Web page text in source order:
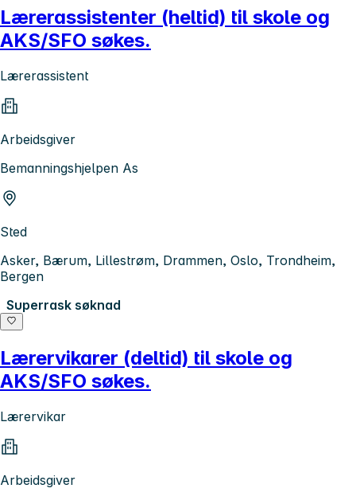
Lærerassistenter (heltid) til skole og
AKS/SFO søkes.
Lærerassistent
Arbeidsgiver
Bemanningshjelpen As
Sted
Asker, Bærum, Lillestrøm, Drammen, Oslo, Trondheim,
Bergen
Superrask søknad
Lærervikarer (deltid) til skole og
AKS/SFO søkes.
Lærervikar
Arbeidsgiver